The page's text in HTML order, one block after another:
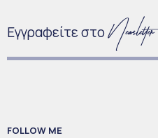
Εγγραφείτε στο
FOLLOW ME